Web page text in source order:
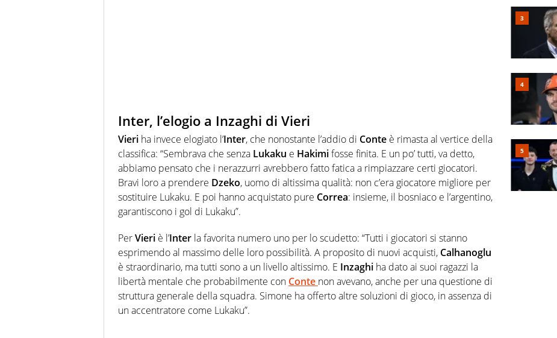
Inter, l’elogio a Inzaghi di Vieri
Vieri ha invece elogiato l’Inter, che nonostante l’addio di Conte è rimasta al vertice della
classifica: “Sembrava che senza Lukaku e Hakimifosse finita. E un po’ tutti, va detto,
abbiamo pensato che i nerazzurri avrebbero fatto fatica a rimpiazzare certi giocatori.
Bravi loro a prendere Dzeko, uomo di altissima qualità: non c’era giocatore migliore per
sostituire Lukaku. E poi hanno acquistato pure Correa: insieme, il bosniaco e l’argentino,
garantiscono i gol di Lukaku”.
PerVieri è l’Inter la favorita numero uno per lo scudetto: “Tutti i giocatori si stanno
esprimendo al massimo delle loro possibilità. A proposito di nuovi acquisti, Calhanoglu
è straordinario, ma tutti sono a un livello altissimo. E Inzaghi ha dato ai suoi ragazzi la
libertà mentale che probabilmente con Conte non avevano, anche per una questione di
struttura generale della squadra. Simone ha offerto altre soluzioni di gioco, in assenza di
un accentratore come Lukaku”.